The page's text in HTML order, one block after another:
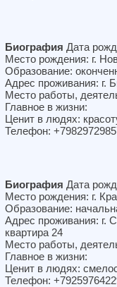
Биография Дата
Место рождения: г.
Образование:
Адрес проживания: г.
Место работы,
Главное в жизни:
Ценит в людях:
Телефон:
Биография Дата
Место рождения: г.
Образование:
Адрес проживания: г.
квартира 24
Место работы,
Главное в жизни:
Ценит в людях:
Телефон: